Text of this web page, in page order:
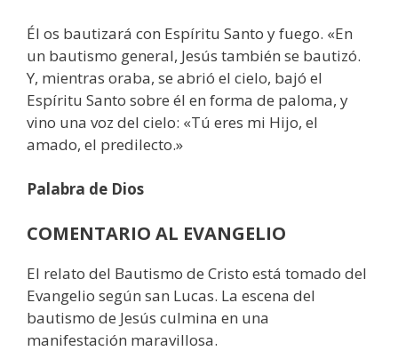
Él os bautizará con Espíritu Santo y fuego. «En
un bautismo general, Jesús también se bautizó.
Y, mientras oraba, se abrió el cielo, bajó el
Espíritu Santo sobre él en forma de paloma, y
vino una voz del cielo: «Tú eres mi Hijo, el
amado, el predilecto.»
Palabra de Dios
COMENTARIO AL EVANGELIO
El relato del Bautismo de Cristo está tomado del
Evangelio según san Lucas. La escena del
bautismo de Jesús culmina en una
manifestación maravillosa.